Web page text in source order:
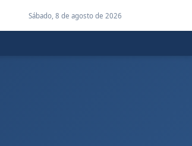
Sábado, 8 de agosto de 2026